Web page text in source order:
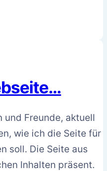
und Freunde, aktuell
wie ich die Seite für
soll. Die Seite aus
Inhalten präsent.